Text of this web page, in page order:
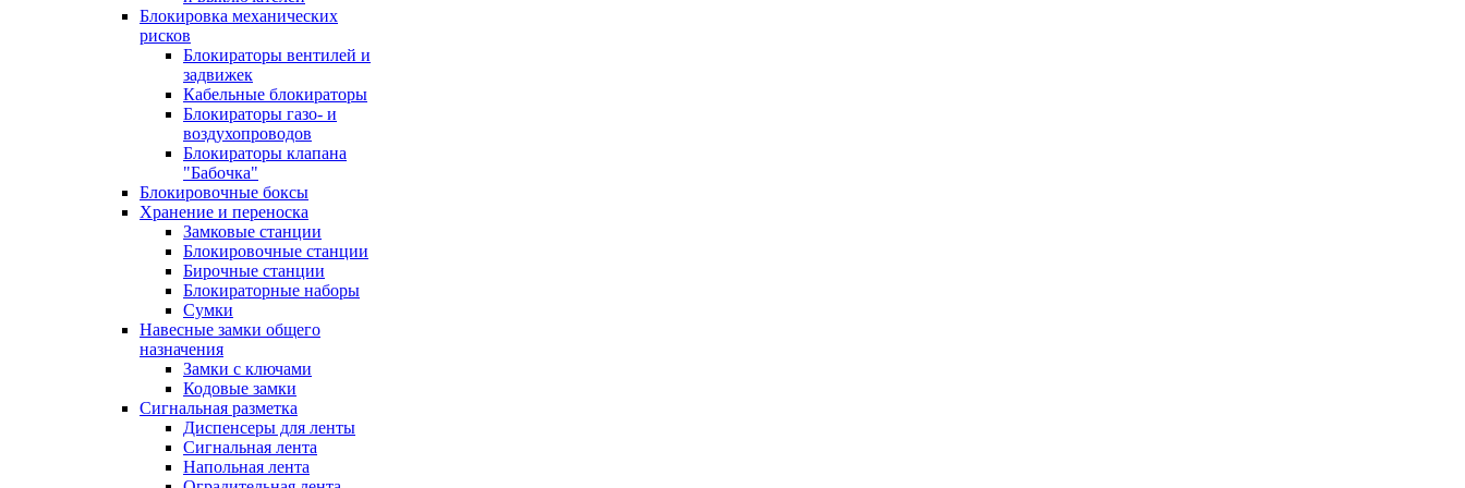
Блокировка механических
рисков
Блокираторы вентилей и
задвижек
Кабельные блокираторы
Блокираторы газо- и
воздухопроводов
Блокираторы клапана
"Бабочка"
Блокировочные боксы
Хранение и переноска
Замковые станции
Блокировочные станции
Бирочные станции
Блокираторные наборы
Сумки
Навесные замки общего
назначения
Замки с ключами
Кодовые замки
Сигнальная разметка
Диспенсеры для ленты
Сигнальная лента
Напольная лента